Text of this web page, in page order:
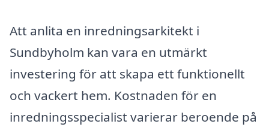
Att anlita en inredningsarkitekt i
Sundbyholm kan vara en utmärkt
investering för att skapa ett funktionellt
och vackert hem. Kostnaden för en
inredningsspecialist varierar beroende på